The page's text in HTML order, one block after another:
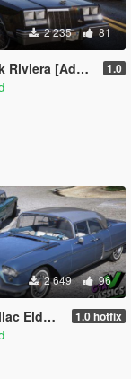
2 235 81
On | LODs | VehFuncsV] 1.0
2 649 96
| LODs | VehFuncsV] 1.0 hotfix